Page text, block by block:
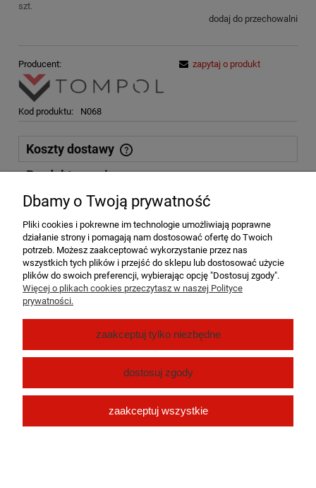
szt.
dodaj do przechowalni
Producent:
Kod produktu: N068
zapytaj o produkt
Koszty dostawy
Cena nie zawiera ewentualnych kosztów płatności
Produkty powiązane
Kurier DPD
Paczkomat InPost 24/7
Odbiór osobisty Dębe Kolonia ((Dębe Kolonia 8a,
Dębe Kolonia 62-860))
0,00 zł
Pomoc
Moje konto
Płatności i dostawa
Dbamy o Twoją prywatność
Pliki cookies i pokrewne im technologie umożliwiają poprawne
działanie strony i pomagają nam dostosować ofertę do Twoich
potrzeb. Możesz zaakceptować wykorzystanie przez nas
wszystkich tych plików i przejść do sklepu lub dostosować użycie
plików do swoich preferencji, wybierając opcję "Dostosuj zgody".
Więcej o plikach cookies przeczytasz w naszej Polityce
prywatności.
zaakceptuj tylko niezbędne
dostosuj zgody
zaakceptuj wszystkie